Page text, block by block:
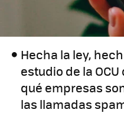
Hecha la ley,
estudio de la
qué empresas
las llamadas